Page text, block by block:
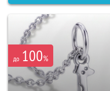
до 100%